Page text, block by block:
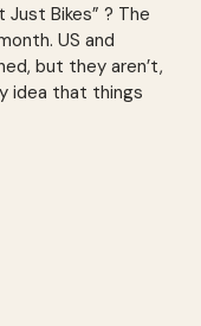
Just Bikes” ? The
US and
but they aren’t,
idea that things